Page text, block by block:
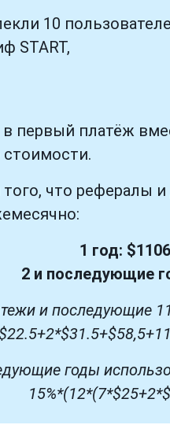
10
START,
первый платёж
стоимости.
что рефералы
1 год:
2 и последующие
и последующие
годы